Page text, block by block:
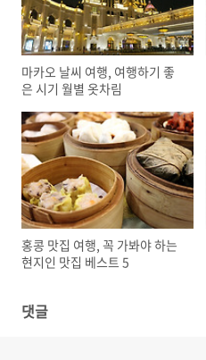
마카오 날씨 여행, 여행하기 좋
은 시기 월별 옷차림
홍콩 맛집 여행, 꼭 가봐야 하는
현지인 맛집 베스트 5
댓글